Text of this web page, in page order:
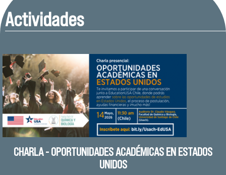
Actividades
CHARLA - OPORTUNIDADES ACADÉMICAS EN ESTADOS
UNIDOS